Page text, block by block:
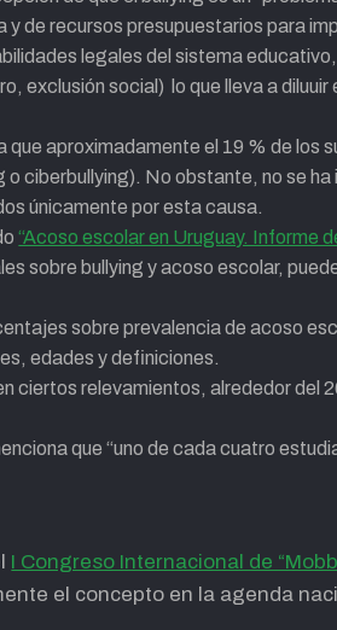
de recursos presupuestarios para
legales del sistema
exclusión social) lo que lleva a diluuir
aproximadamente el 19 % de los
ciberbullying). No obstante, no se
únicamente por esta causa.
“Acoso escolar en Uruguay. Informe
sobre bullying y acoso escolar,
sobre prevalencia de acoso
edades y definiciones.
ciertos relevamientos, alrededor del
que “uno de cada cuatro
I Congreso Internacional de
el concepto en la agenda